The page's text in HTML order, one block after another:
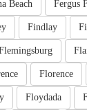
Fergus
Beach
Findlay
Florence
Floydada